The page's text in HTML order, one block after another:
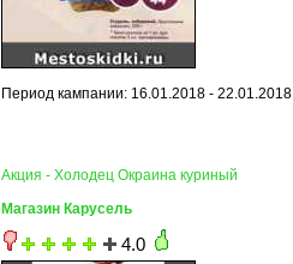
Период кампании: 16.01.2018 - 22.01.2018
Акция - Холодец Окраина куриный
Магазин Карусель
4.0